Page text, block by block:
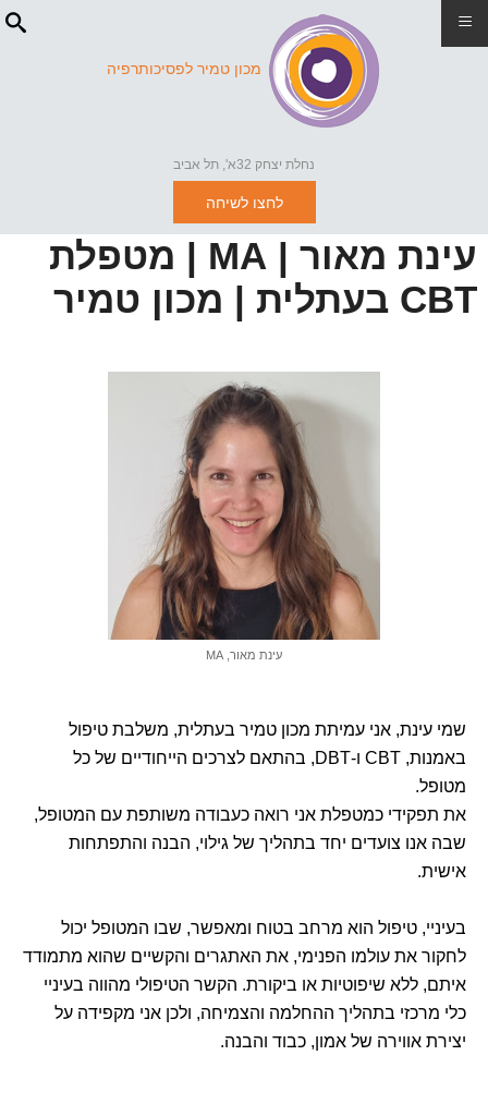
מכון טמיר לפסיכותרפיה
נחלת יצחק 32א', תל אביב
לחצו לשיחה
עינת מאור | MA | מטפלת
CBT בעתלית | מכון טמיר
עינת מאור, MA
שמי עינת, אני עמיתת מכון טמיר בעתלית, משלבת טיפול
באמנות, CBT ו-DBT, בהתאם לצרכים הייחודיים של כל
מטופל.
את תפקידי כמטפלת אני רואה כעבודה משותפת עם המטופל,
שבה אנו צועדים יחד בתהליך של גילוי, הבנה והתפתחות
אישית.
בעיניי, טיפול הוא מרחב בטוח ומאפשר, שבו המטופל יכול
לחקור את עולמו הפנימי, את האתגרים והקשיים שהוא מתמודד
איתם, ללא שיפוטיות או ביקורת. הקשר הטיפולי מהווה בעיניי
כלי מרכזי בתהליך ההחלמה והצמיחה, ולכן אני מקפידה על
יצירת אווירה של אמון, כבוד והבנה.
≡